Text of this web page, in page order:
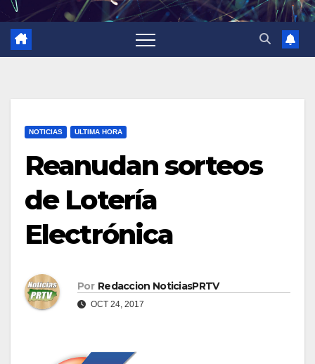
NOTICIAS ULTIMA HORA
Reanudan sorteos
de Lotería
Electrónica
Por Redaccion NoticiasPRTV
OCT 24, 2017